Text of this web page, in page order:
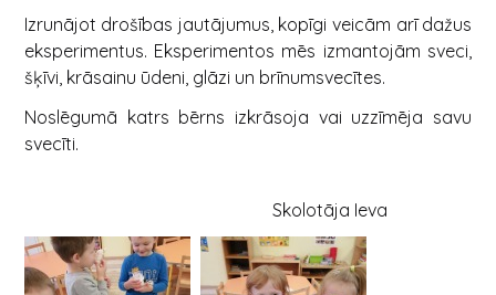
Izrunājot drošības jautājumus, kopīgi veicām arī dažus
eksperimentus. Eksperimentos mēs izmantojām sveci,
šķīvi, krāsainu ūdeni, glāzi un brīnumsvecītes.
Noslēgumā katrs bērns izkrāsoja vai uzzīmēja savu
svecīti.
Skolotāja Ieva